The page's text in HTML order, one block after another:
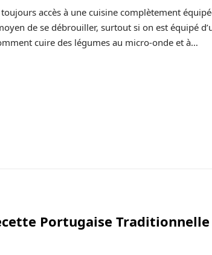
toujours accès à une cuisine complètement
de se débrouiller, surtout si on est équipé
cuire des légumes au micro-onde et à…
Portugaise